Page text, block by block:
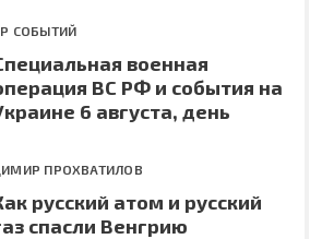
СОБЫТИЙ
военная
ВС РФ и события на
6 августа, день
ПРОХВАТИЛОВ
русский атом и русский
спасли Венгрию